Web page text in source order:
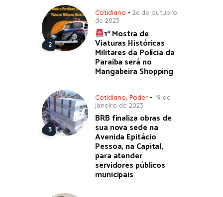
Cotidiano
26 de outubro
de 2023
1ª Mostra de
Viaturas Históricas
Militares da Polícia da
Paraíba será no
Mangabeira Shopping
Cotidiano Poder
19 de
janeiro de 2023
BRB finaliza obras de
sua nova sede na
Avenida Epitácio
Pessoa, na Capital,
para atender
servidores públicos
municipais